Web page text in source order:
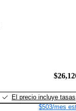
El precio incluye tasas
$503/mes